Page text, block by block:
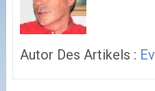
Autor Des Artikels :